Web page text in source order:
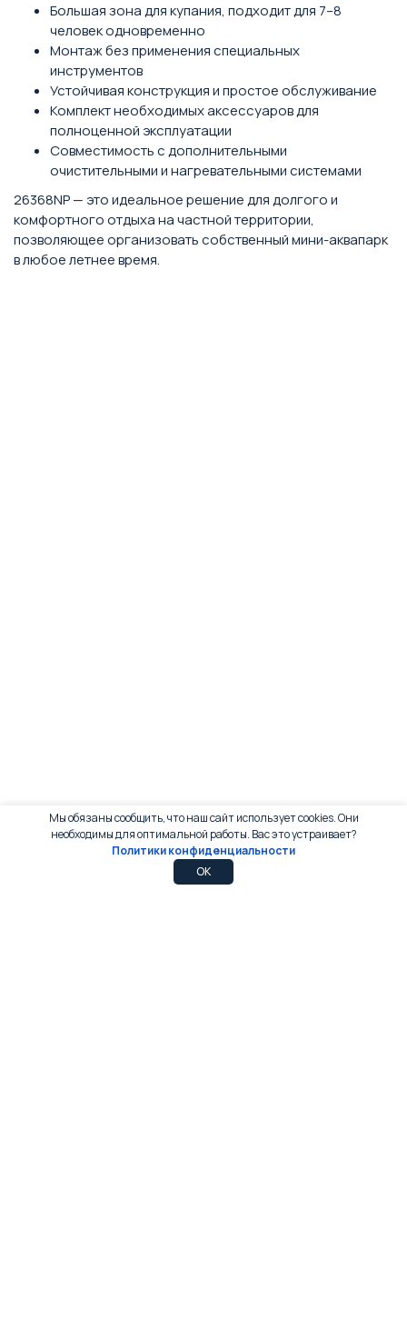
Большая зона для купания, подходит для 7–8
человек одновременно
Монтаж без применения специальных
инструментов
Устойчивая конструкция и простое обслуживание
Комплект необходимых аксессуаров для
полноценной эксплуатации
Совместимость с дополнительными
очистительными и нагревательными системами
26368NP — это идеальное решение для долгого и
комфортного отдыха на частной территории,
позволяющее организовать собственный мини-аквапарк
в любое летнее время.
Мы обязаны сообщить, что наш сайт использует cookies. Они
необходимы для оптимальной работы. Вас это устраивает?
Политики конфиденциальности
OK